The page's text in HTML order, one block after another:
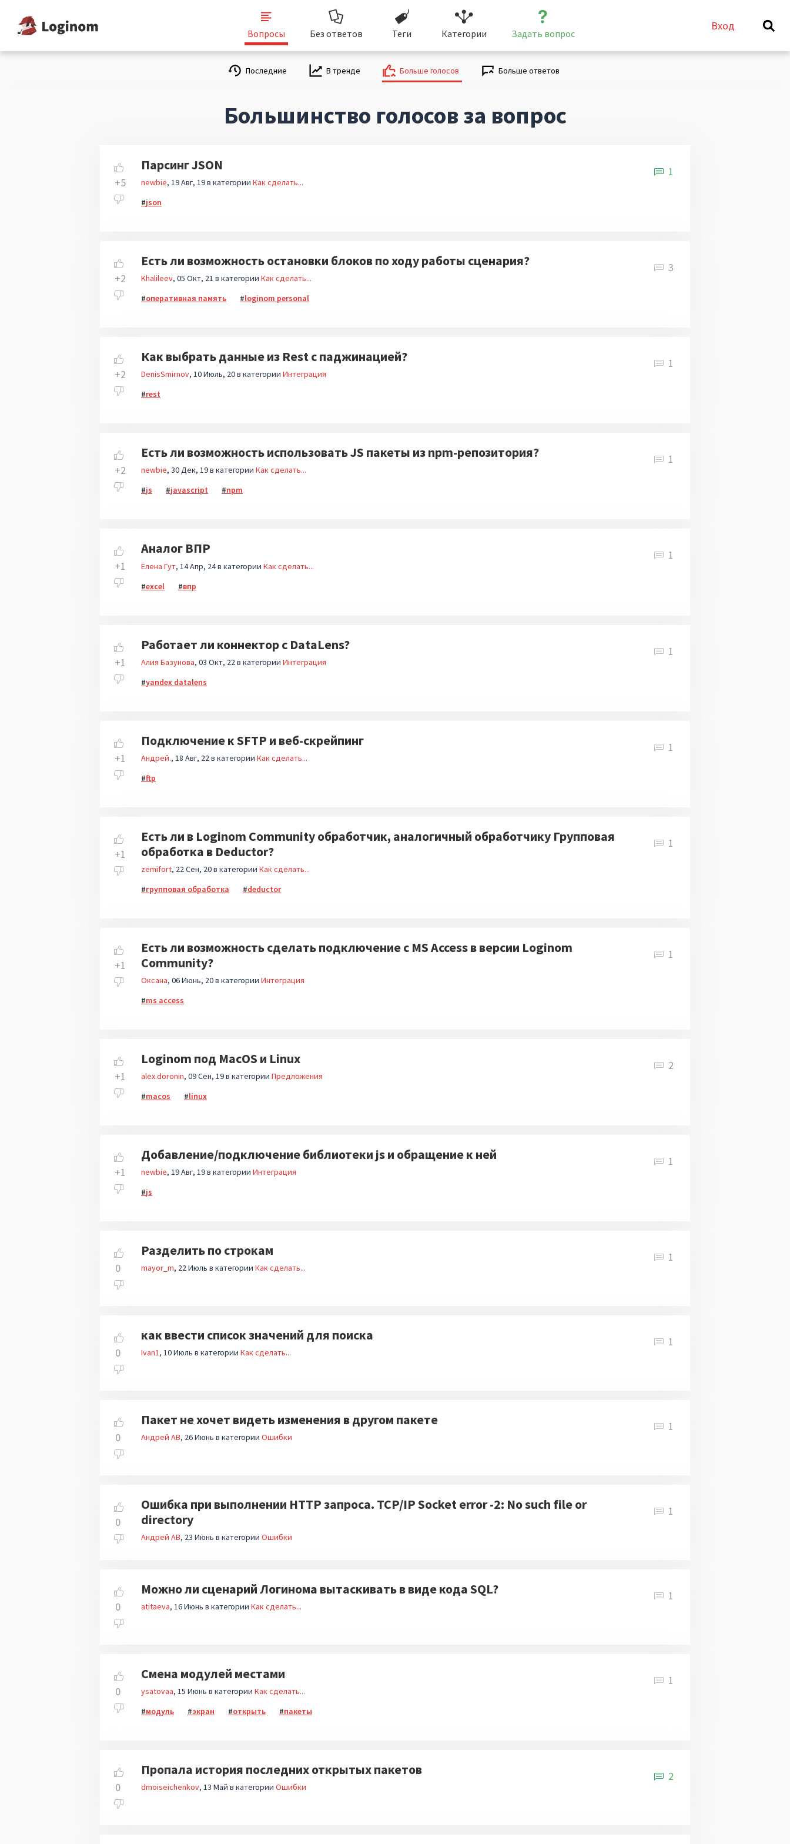
Вопросы Без ответов Теги Категории Задать вопрос
Вход
Последние В тренде Больше голосов Больше ответов
Большинство голосов за вопрос
+5
1
Парсинг JSON
newbie 19 Авг, 19в категории Как сделать...
json
+2
3
Есть ли возможность остановки блоков по ходу работы сценария?
Khalileev 05 Окт, 21 в категории Как сделать...
оперативная память
loginom personal
+2
1
Как выбрать данные из Rest с паджинацией?
DenisSmirnov 10 Июль, 20в категории Интеграция
rest
+2
1
Есть ли возможность использовать JS пакеты из npm-репозитория?
newbie 30 Дек, 19в категории Как сделать...
js
javascript npm
+1
1
Аналог ВПР
Елена Гут 14 Апр, 24в категории Как сделать...
excel
впр
+1
1
Работает ли коннектор с DataLens?
Алия Базунова 03 Окт, 22в категории Интеграция
yandex datalens
+1
1
Подключение к SFTP и веб-скрейпинг
Андрей. 18 Авг, 22в категории Как сделать...
ftp
+1
1
Есть ли в Loginom Community обработчик, аналогичный обработчику Групповая
обработка в Deductor?
zemifort 22 Сен, 20в категории Как сделать...
групповая обработка
deductor
+1
1
Есть ли возможность сделать подключение c MS Access в версии Loginom
Community?
Оксана 06 Июнь, 20в категории Интеграция
ms access
+1
2
Loginom под MacOS и Linux
alex.doronin 09 Сен, 19в категории Предложения
macos
linux
+1
1
Добавление/подключение библиотеки js и обращение к ней
newbie 19 Авг, 19в категории Интеграция
js
0
1
Разделить по строкам
mayor_m 22 Июль в категории Как сделать...
0
1
как ввести список значений для поиска
Ivan1 10 Июль в категории Как сделать...
0
1
Пакет не хочет видеть изменения в другом пакете
Андрей АВ 26 Июнь в категории Ошибки
0
1
Ошибка при выполнении HTTP запроса. TCP/IP Socket error -2: No such file or
directory
Андрей АВ 23 Июнь в категории Ошибки
0
1
Можно ли сценарий Логинома вытаскивать в виде кода SQL?
atitaeva 16 Июнь в категории Как сделать...
0
1
Смена модулей местами
ysatovaa 15 Июнь в категории Как сделать...
модуль
экран открыть пакеты
0
2
Пропала история последних открытых пакетов
dmoiseichenkov 13 Май в категории Ошибки